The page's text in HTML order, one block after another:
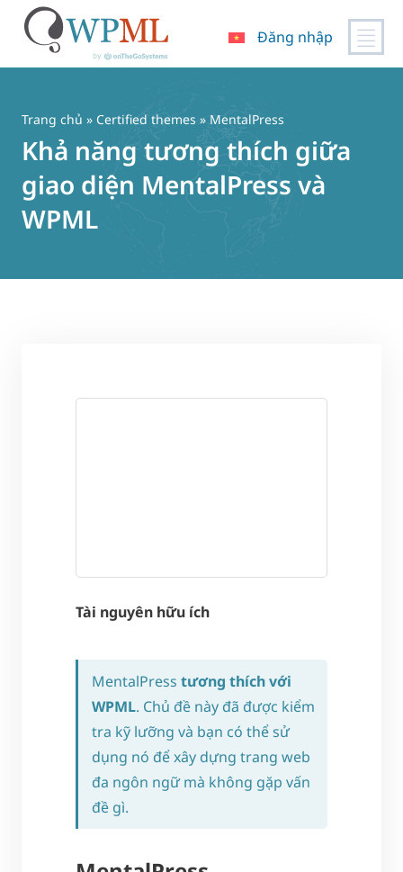
Đăng nhập
Trang chủ » Certified themes » MentalPress
Khả năng tương thích giữa
giao diện MentalPress và
WPML
Tài nguyên hữu ích
MentalPress tương thích với
WPML. Chủ đề này đã được kiểm
tra kỹ lưỡng và bạn có thể sử
dụng nó để xây dựng trang web
đa ngôn ngữ mà không gặp vấn
đề gì.